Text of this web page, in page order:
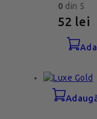
0 din 5
52 lei